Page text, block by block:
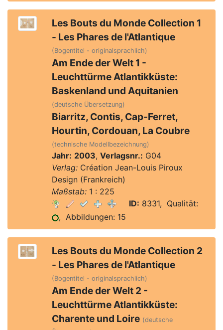
Les Bouts du Monde Collection 1
- Les Phares de l'Atlantique
(Bogentitel - originalsprachlich)
Am Ende der Welt 1 -
Leuchttürme Atlantikküste:
Baskenland und Aquitanien
(deutsche Übersetzung)
Biarritz, Contis, Cap-Ferret,
Hourtin, Cordouan, La Coubre
(technische Modellbezeichnung)
Jahr: 2003, Verlagsnr.: G04
Verlag:Création Jean-Louis Piroux
Design (Frankreich)
Maßstab:1 : 225
ID: 8331, Qualität:
, Abbildungen: 15
Les Bouts du Monde Collection 2
- Les Phares de l'Atlantique
(Bogentitel - originalsprachlich)
Am Ende der Welt 2 -
Leuchttürme Atlantikküste:
Charente und Loire (deutsche